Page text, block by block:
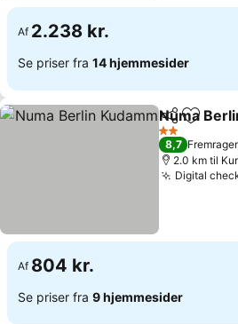
Af 2.238 kr.
Se priser fra 14 hjemmesider
Del Føj til
Numa
2 Stjerner
8,7
2.0 km til
Digital
Af 804 kr.
Se priser fra 9 hjemmesider